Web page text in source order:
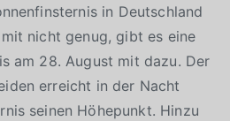
in Deutschland
nicht genug, gibt es eine
am 28. August mit dazu. Der
erreicht in der Nacht
seinen Höhepunkt. Hinzu